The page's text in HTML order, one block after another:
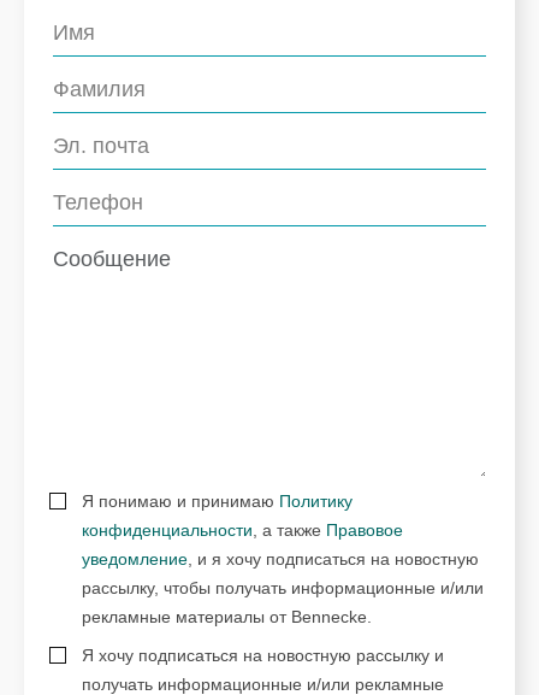
Я понимаю и принимаю Политику
конфиденциальности , а также Правовое
уведомление , и я хочу подписаться на новостную
рассылку, чтобы получать информационные и/или
рекламные материалы от Bennecke.
Я хочу подписаться на новостную рассылку и
получать информационные и/или рекламные